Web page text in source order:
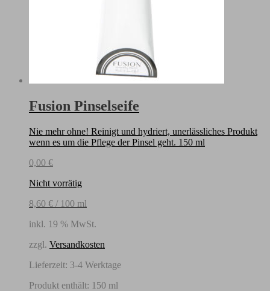
Fusion Pinselseife
Nie mehr ohne! Reinigt und hydriert, unerlässliches Produkt
wenn es um die Pflege der Pinsel geht. 150 ml
0,00 €
Nicht vorrätig
8,60 € / 100 ml
inkl. 19 % MwSt.
zzgl. Versandkosten
Lieferzeit: 3-4 Werktage
Produkt enthält: 150 ml